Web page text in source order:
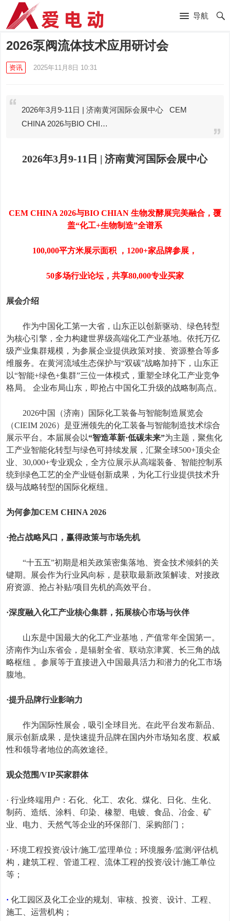
导航
2026泵阀流体技术应用研讨会
资讯 2025年11月8日 10:31
2026年3月9-11日 | 济南黄河国际会展中心 CEM
CHINA 2026与BIO CHI…
2026年3月9-11 日 |济南黄河国际会展中心
CEM CHINA 2026与BIO CHIAN 生物发酵展完美融合，覆
盖“化工+生物制造”全谱系
100,000平方米展示面积 ， 1200+家品牌参展 ，
50多场行业论坛， 共享80,000专业买家
展会介绍
作为中国化工第一大省，山东正以创新驱动、绿色转型
为核心引擎，全力构建世界级高端化工产业基地。依托万亿
级产业集群规模 ， 为参展企业提供政策对接、资源整合等多
维服务。在黄河流域生态保护与“双碳”战略加持下，山东正
以“智能+绿色+集群”三位一体模式，重塑全球化工产业竞争
格局。 企业布局山东，即抢占中国化工升级的战略制高点。
2026中国（济南）国际化工装备与智能制造展览会
（CIEIM 2026）是亚洲领先的化工装备与智能制造技术综合
展示平台。本届展会以“智造革新·低碳未来”为主题，聚焦化
工产业智能化转型与绿色可持续发展，汇聚全球500+顶尖企
业、30,000+专业观众，全方位展示从高端装备、智能控制系
统到绿色工艺的全产业链创新成果，为化工行业提供技术升
级与战略转型的国际化枢纽。
为何参加CEM CHINA 2026
·抢占战略风口，赢得政策与市场先机
“十五五”初期是相关政策密集落地、资金技术倾斜的关
键期。展会作为行业风向标，是获取最新政策解读、对接政
府资源、抢占补贴/项目先机的高效平台。
·深度融入化工产业核心集群，拓展核心市场与伙伴
山东是中国最大的化工产业基地，产值常年全国第一。
济南作为山东省会，是辐射全省、联动京津冀、长三角的战
略枢纽 。参展等于直接进入中国最具活力和潜力的化工市场
腹地。
·提升品牌行业影响力
作为国际性展会，吸引全球目光。在此平台发布新品、
展示创新成果，是快速提升品牌在国内外市场知名度、权威
性和领导者地位的高效途径。
观众范围/VIP买家群体
· 行业终端用户：石化、化工、农化、煤化、日化、生化、
制药、造纸、涂料、印染、橡塑、电镀、食品、冶金、矿
业、电力、天然气等企业的环保部门、采购部门；
·环境工程投资/设计/施工/监理单位；环境服务/监测/评估机
构，建筑工程、管道工程、流体工程的投资/设计/施工单位
等；
· 化工园区及化工企业的规划、审核、投资、设计、工程、
施工、运营机构；